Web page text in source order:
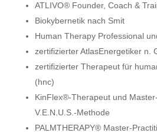
ATLIVO® Founder, Coach &
Biokybernetik nach Smit
Human Therapy Professional
zertifizierter AtlasEnergetiker n.
zertifizierter Therapeut für
(hnc)
KinFlex®-Therapeut und
V.E.N.U.S.-Methode
PALMTHERAPY® Master-